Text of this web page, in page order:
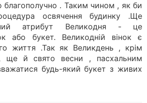
благополучно . Таким чином , як би
освячення будинку .Ще
атрибут Великодня - це
або букет. Великодній вінок є
життя .Так як Великдень , крім
ще й свято весни , пасхальним
будь-який букет з живих